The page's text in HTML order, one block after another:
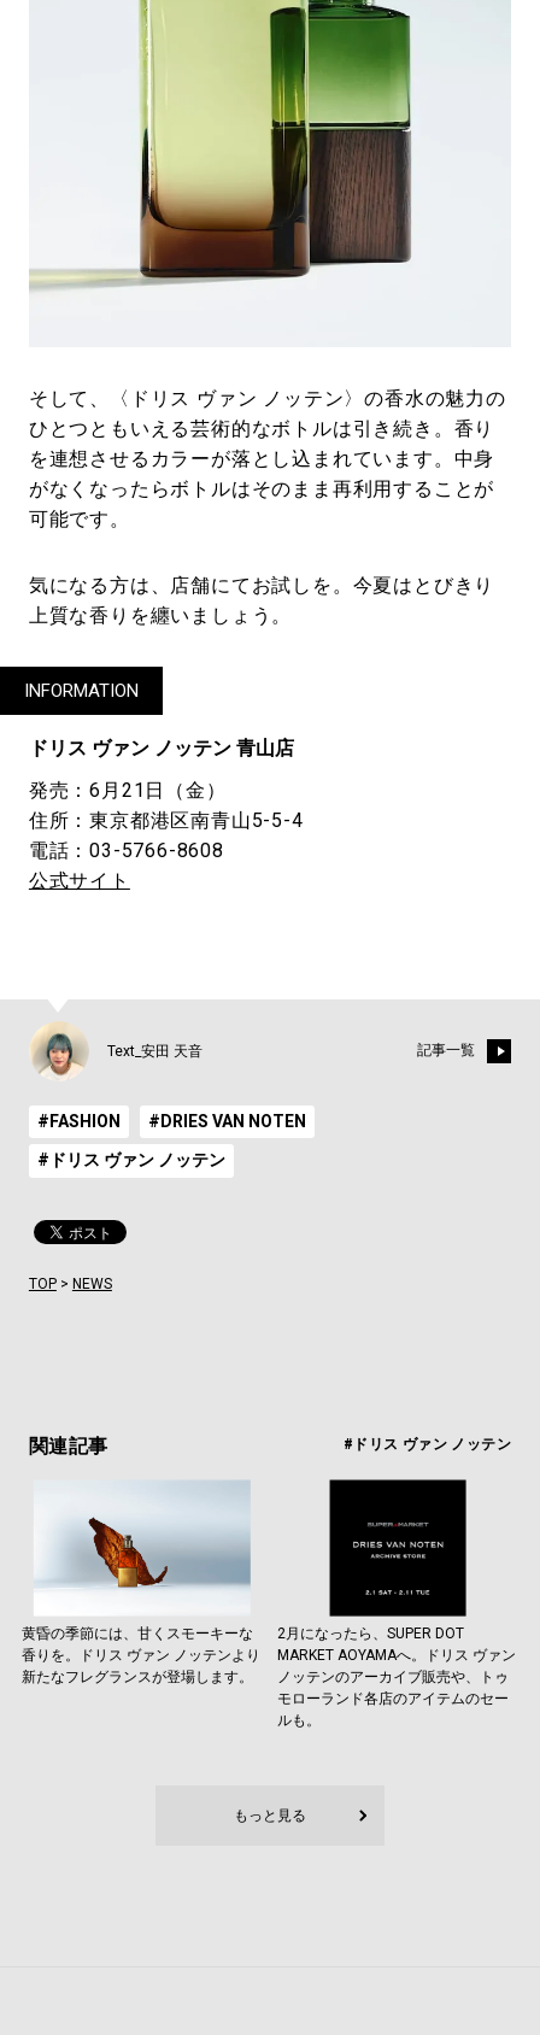
そして、〈ドリス ヴァン ノッテン〉の香水の魅力の
ひとつともいえる芸術的なボトルは引き続き。香り
を連想させるカラーが落とし込まれています。中身
がなくなったらボトルはそのまま再利用することが
可能です。
気になる方は、店舗にてお試しを。今夏はとびきり
上質な香りを纏いましょう。
INFORMATION
ドリス ヴァン ノッテン 青山店
発売：6月21日（金）
住所：東京都港区南青山5-5-4
電話：03-5766-8608
公式サイト
Text_安田 天音 記事一覧
#FASHION #DRIES VAN NOTEN
#ドリス ヴァン ノッテン
TOP> NEWS
関連記事 #ドリス ヴァン ノッテン
黄昏の季節には、甘くスモーキーな
香りを。ドリス ヴァン ノッテンより
新たなフレグランスが登場します。
2月になったら、SUPER DOT
MARKET AOYAMAへ。ドリス ヴァン
ノッテンのアーカイブ販売や、トゥ
モローランド各店のアイテムのセー
ルも。
もっと見る